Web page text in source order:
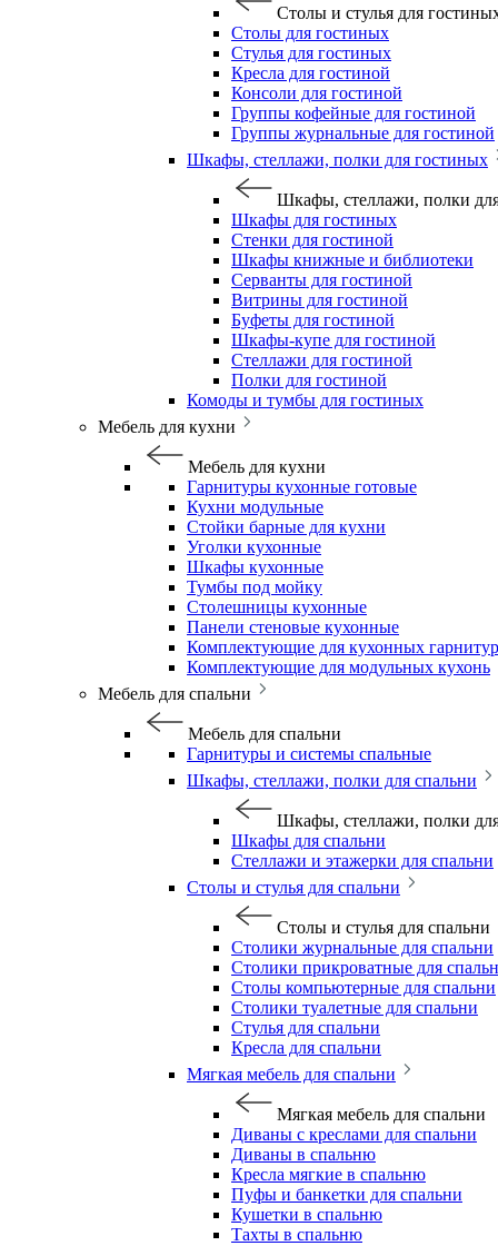
Столы и стулья для
Столы для гостиных
Стулья для гостиных
Кресла для гостиной
Консоли для гостиной
Группы кофейные для гостиной
Группы журнальные для гостиной
Шкафы, стеллажи, полки для гостиных
Шкафы, стеллажи, полки
Шкафы для гостиных
Стенки для гостиной
Шкафы книжные и библиотеки
Серванты для гостиной
Витрины для гостиной
Буфеты для гостиной
Шкафы-купе для гостиной
Стеллажи для гостиной
Полки для гостиной
Комоды и тумбы для гостиных
Мебель для кухни
Мебель для кухни
Гарнитуры кухонные готовые
Кухни модульные
Стойки барные для кухни
Уголки кухонные
Шкафы кухонные
Тумбы под мойку
Столешницы кухонные
Панели стеновые кухонные
Комплектующие для кухонных
Комплектующие для модульных кухонь
Мебель для спальни
Мебель для спальни
Гарнитуры и системы спальные
Шкафы, стеллажи, полки для спальни
Шкафы, стеллажи, полки
Шкафы для спальни
Стеллажи и этажерки для спальни
Столы и стулья для спальни
Столы и стулья для спальни
Столики журнальные для спальни
Столики прикроватные для
Столы компьютерные для спальни
Столики туалетные для спальни
Стулья для спальни
Кресла для спальни
Мягкая мебель для спальни
Мягкая мебель для спальни
Диваны с креслами для спальни
Диваны в спальню
Кресла мягкие в спальню
Пуфы и банкетки для спальни
Кушетки в спальню
Тахты в спальню